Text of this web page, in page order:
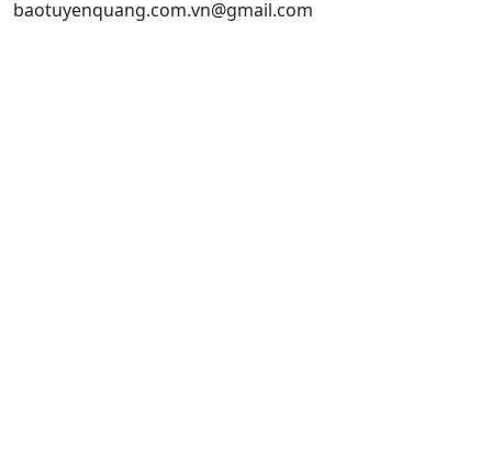
baotuyenquang.com.vn@gmail.com